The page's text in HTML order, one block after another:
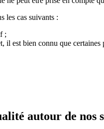
les cas suivants :
;
il est bien connu que certaines
autour de nos